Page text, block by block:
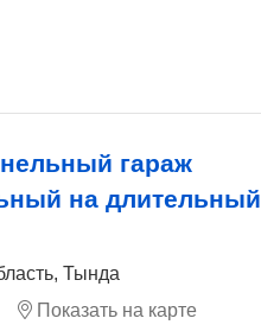
гараж
на длительный
Тында
Показать на карте